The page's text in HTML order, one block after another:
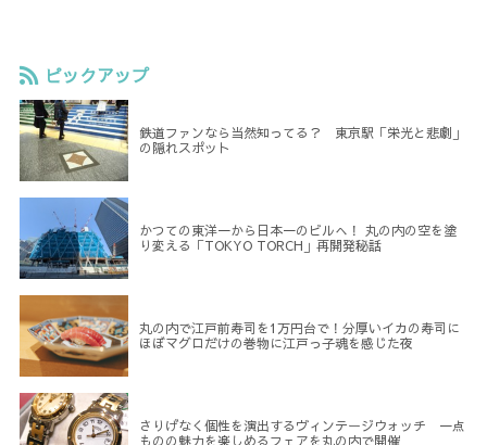
ピックアップ
鉄道ファンなら当然知ってる？ 東京駅「栄光と悲劇」
の隠れスポット
かつての東洋一から日本一のビルへ！ 丸の内の空を塗
り変える「TOKYO TORCH」再開発秘話
丸の内で江戸前寿司を1万円台で！分厚いイカの寿司に
ほぼマグロだけの巻物に江戸っ子魂を感じた夜
さりげなく個性を演出するヴィンテージウォッチ 一点
ものの魅力を楽しめるフェアを丸の内で開催